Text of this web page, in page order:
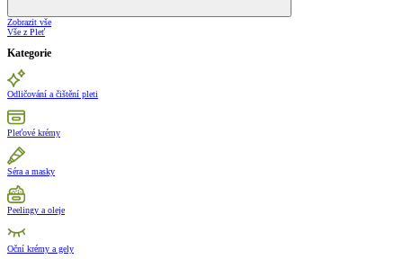
Zobrazit vše
Vše z Pleť
Kategorie
Odličování a čištění pleti
Pleťové krémy
Séra a masky
Peelingy a oleje
Oční krémy a gely